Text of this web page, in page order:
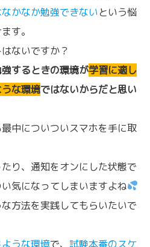
かなか勉強できないという悩
す。
ないですか？
するときの環境が学習に適し
な環境ではないからだと思い
中についついスマホを手に取
り、通知をオンにした状態で
気になってしまいますよね
方法を実践してもらいたいで
うな環境で、 試験本番のスケ